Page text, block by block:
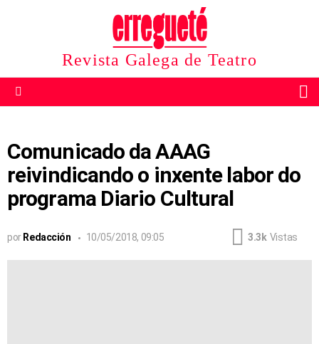
Revista Galega de Teatro
Comunicado da AAAG
reivindicando o inxente labor do
programa Diario Cultural
por Redacción 10/05/2018, 09:05 3.3k Vistas